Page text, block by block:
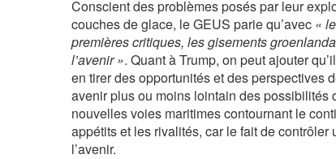
Conscient des problèmes posés par leur
couches de glace, le GEUS parie qu’avec «
premières critiques, les gisements
l’avenir ». Quant à Trump, on peut ajouter
en tirer des opportunités et des perspectives
avenir plus ou moins lointain des possibilités
nouvelles voies maritimes contournant le
appétits et les rivalités, car le fait de
l’avenir.